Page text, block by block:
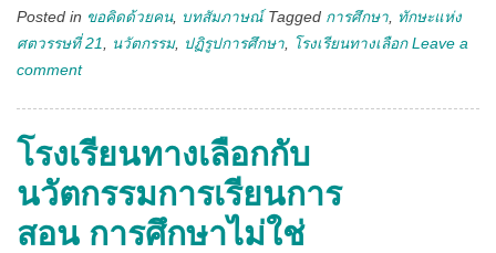
Posted in ขอคิดด้วยคน, บทสัมภาษณ์ Tagged การศึกษา
ทักษะแห่ง
ศตวรรษที่ 21
นวัตกรรม, ปฏิรูปการศึกษา โรงเรียนทางเลือก Leave a
comment
โรงเรียนทางเลือกกับ
นวัตกรรมการเรียนการ
สอน การศึกษาไม่ใช่